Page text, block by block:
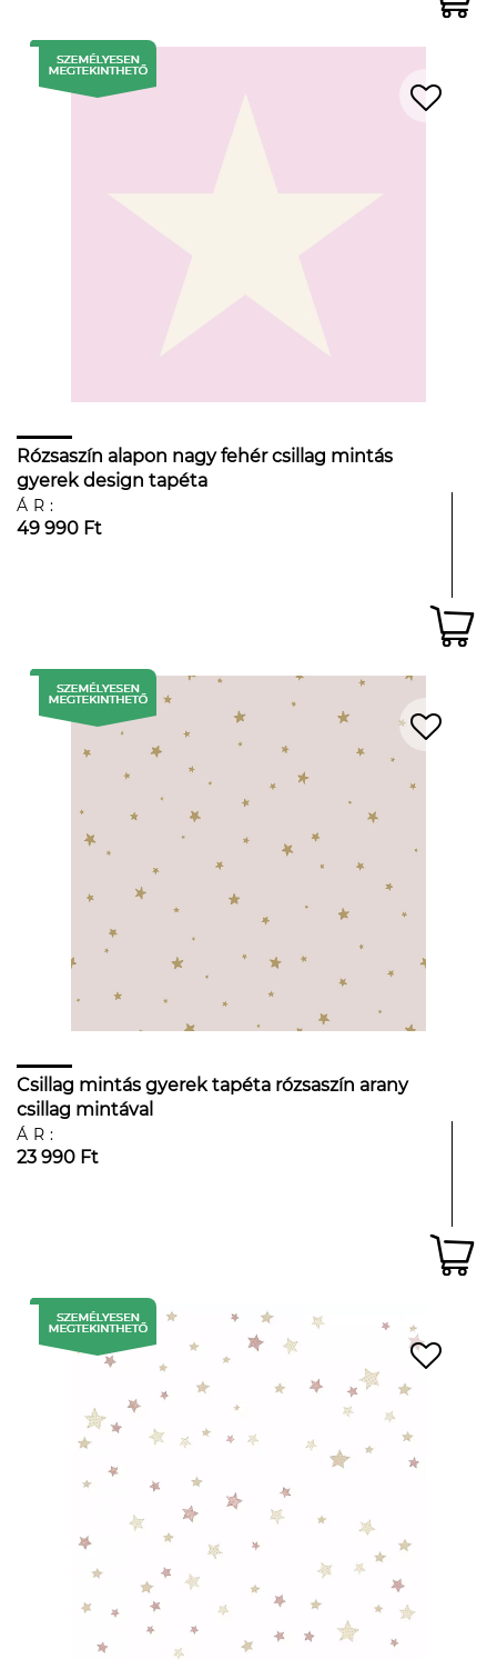
Rózsaszín alapon nagy fehér csillag mintás
gyerek design tapéta
ÁR:
49 990 Ft
Csillag mintás gyerek tapéta rózsaszín arany
csillag mintával
ÁR:
23 990 Ft